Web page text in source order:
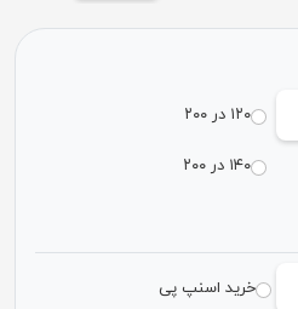
۱۲۰ در ۲۰۰
۱۴۰ در ۲۰۰
خرید اسنپ پی